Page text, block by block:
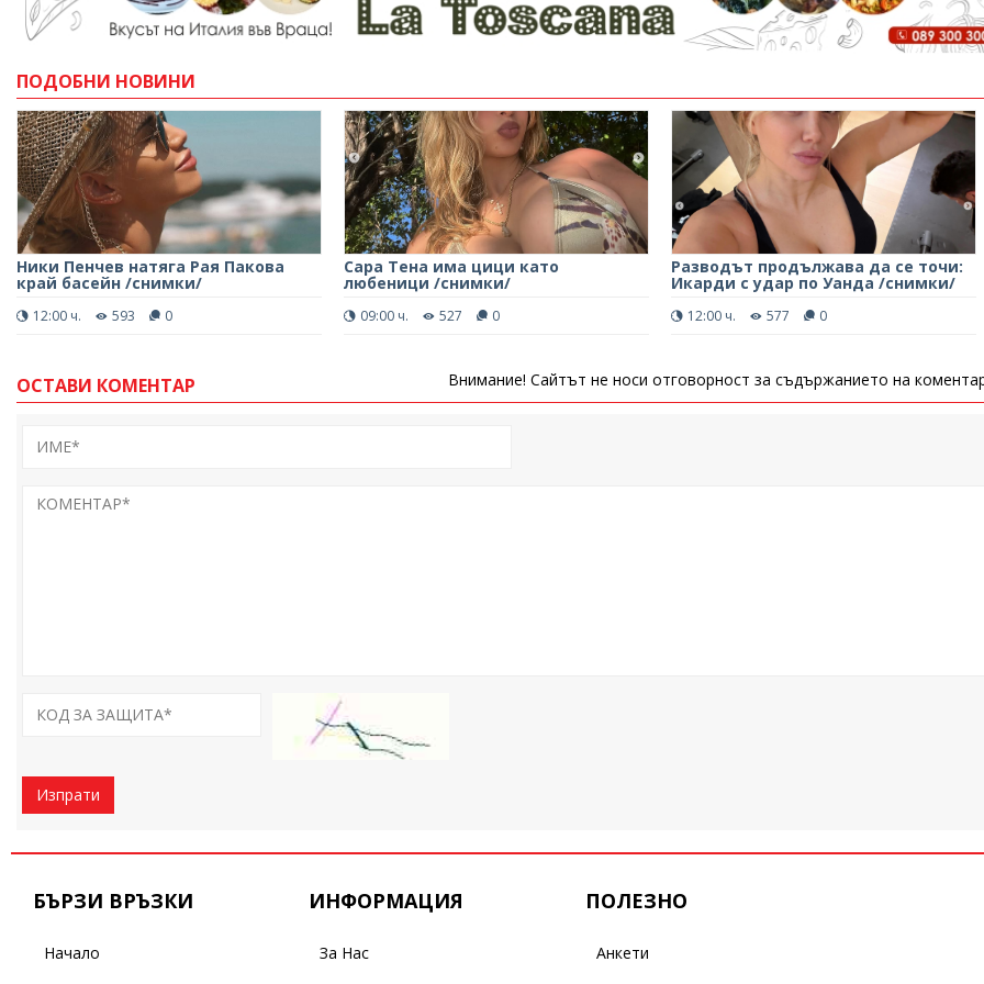
ПОДОБНИ НОВИНИ
Ники Пенчев натяга Рая Пакова
край басейн /снимки/
12:00 ч. 593 0
Сара Тена има цици като
любеници /снимки/
09:00 ч. 527 0
Разводът продължава да се точи:
Икарди с удар по Уанда /снимки/
12:00 ч. 577 0
ОСТАВИ КОМЕНТАР Внимание! Сайтът не носи отговорност за съдържанието на
Изпрати
БЪРЗИ ВРЪЗКИ
Начало
ИНФОРМАЦИЯ
За Нас
ПОЛЕЗНО
Анкети